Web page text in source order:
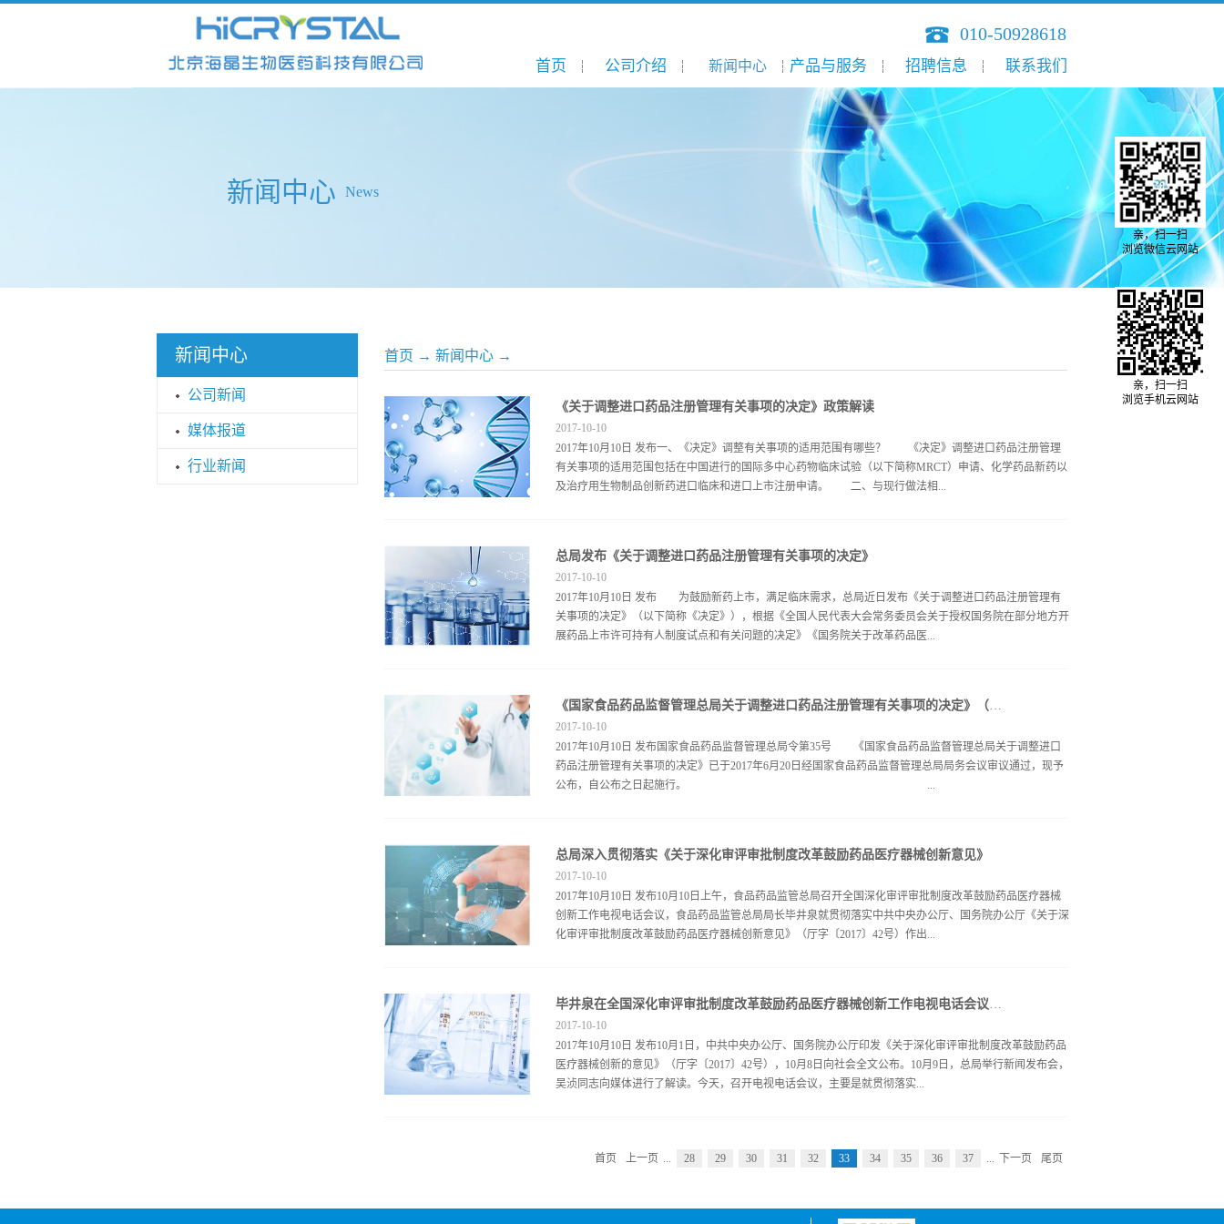
010-50928618
首页 公司介绍 新闻中心 产品与服务 招聘信息 联系我们
新闻中心 News
新闻中心
公司新闻
媒体报道
行业新闻
首页 → 新闻中心 →
《关于调整进口药品注册管理有关事项的决定》政策解读
2017年10月10日 发布一、《决定》调整有关事项的适用范围有哪些？ 《决定》调整进口药品注册管理
有关事项的适用范围包括在中国进行的国际多中心药物临床试验（以下简称MRCT）申请、化学药品新药以
及治疗用生物制品创新药进口临床和进口上市注册申请。 二、与现行做法相...
现行《药品注册管理办法》（以下简称《注册办法》）要求，境外申请人向总局申请开展MRCT的药物，应
当是已在境外注册或者已经进入II期或III期临床试验。《决定》实施后，除预防用生物制品外，允许在中国
境内外同步开展Ι期临床试验。二是优化注册申报程序。《注册办法》中MRCT申报及审评审批是相对独立
的程序，开展MRCT的药品申请进口的，需要按照进口药品注册程序申报。《决定》实施后，开展MRCT的
药品申请进口，符合《药品注册管理办法》及相关文件要求的，可以直接提出进口上市注册申请。三是取消
定》第三条“取消应当获得境外制药厂商所在生产国家或者地区的上市许可的要求”是否适用于整个注册流
2017-10-10
总局发布《关于调整进口药品注册管理有关事项的决定》
2017年10月10日 发布 为鼓励新药上市，满足临床需求，总局近日发布《关于调整进口药品注册管理有
关事项的决定》（以下简称《决定》），根据《全国人民代表大会常务委员会关于授权国务院在部分地方开
展药品上市许可持有人制度试点和有关问题的决定》《国务院关于改革药品医...
《决定》规定，除预防用生物制品外，在中国进行国际多中心药物临床试验的，允许同步开展I期临床试
验，取消临床试验用药物应当已在境外注册，或者已进入Ⅱ期或Ⅲ期临床试验的要求；在中国进行的国际多
中心药物临床试验完成后，申请人可以直接提出药品上市注册申请。《决定》还取消了化学药品新药以及治
疗用生物制品创新药在提出进口临床申请、进口上市申请时，应当获得境外制药厂商所在生产国家或者地区
的上市许可的要求。 《决定》自发布之日起实施，对于发布前已受理、以国际多中心临床试验数据提出
2017-10-10
《国家食品药品监督管理总局关于调整进口药品注册管理有关事项的决定》（国家食品药品监督管理总局令第35号）
2017年10月10日 发布国家食品药品监督管理总局令第35号 《国家食品药品监督管理总局关于调整进口
药品注册管理有关事项的决定》已于2017年6月20日经国家食品药品监督管理总局局务会议审议通过，现予
公布，自公布之日起施行。 ...
日国家食品药品监督管理总局关于调整进口药品注册管理有关事项的决定 根据《全国人民代表大会常务
委员会关于授权国务院在部分地方开展药品上市许可持有人制度试点和有关问题的决定》《国务院关于改革
药品医疗器械审评审批制度的意见》（国发〔2015〕44号）要求，为鼓励新药上市，满足临床需求，经国家
食品药品监督管理总局局务会议研究决定，对进口药品注册管理有关事项作如下调整： 一、在中国进行
国际多中心药物临床试验，允许同步开展I期临床试验，取消临床试验用药物应当已在境外注册，或者已进
文件的要求。 三、对于提出进口药品临床试验申请、进口药品上市申请的化学药品新药以及治疗用生物
制品创新药，取消应当获得境外制药厂商所在生产国家或者地区的上市许可的...
2017-10-10
总局深入贯彻落实《关于深化审评审批制度改革鼓励药品医疗器械创新意见》
2017年10月10日 发布10月10日上午，食品药品监管总局召开全国深化审评审批制度改革鼓励药品医疗器械
创新工作电视电话会议，食品药品监管总局局长毕井泉就贯彻落实中共中央办公厅、国务院办公厅《关于深
化审评审批制度改革鼓励药品医疗器械创新意见》（厅字〔2017〕42号）作出...
药品质量安全的重要举措，全面把握深化改革鼓励创新的目标任务，重点做好扩充临床试验资源、接受企业
在境外取得的临床试验数据、优化药品医疗器械上市流程、强化知识产权保护、加快推进仿制药质量和疗效
一致性评价等10项具体任务。毕井泉强调，《意见》阐明了药品医疗器械监管的一系列重要理念，指出了审
评审批制度改革的基本方向，明确了鼓励创新的重大政策，提出了加强能力建设的重要任务。《意见》是药
品医疗器械监管改革的基本纲领，是做好监管工作的基本遵循，是修订《药品管理法》的重要思想基础。毕
织领导，强化协作配合，完善配套政策，加大监督检查力度。毕井泉要求，各级食品药品...
2017-10-10
毕井泉在全国深化审评审批制度改革鼓励药品医疗器械创新工作电视电话会议上的讲话（2017年10月10日）
2017年10月10日 发布10月1日，中共中央办公厅、国务院办公厅印发《关于深化审评审批制度改革鼓励药品
医疗器械创新的意见》（厅字〔2017〕42号），10月8日向社会全文公布。10月9日，总局举行新闻发布会，
吴浈同志向媒体进行了解读。今天，召开电视电话会议，主要是就贯彻落实...
分认识深化改革鼓励创新的重要性必要性 食品药品安全关系13多亿人的身体健康和生命安全，是重大的
公室听取了汇报；5月12日，全国人大法工委听取了汇报；5月19日，汪洋副总理召开专题会议听取汇报并协
2017-10-10
首页 上一页 ... 28 29 30 31 32 33 34 35 36 37 ... 下一页 尾页
亲，扫一扫
浏览手机云网站
亲，扫一扫
浏览微信云网站